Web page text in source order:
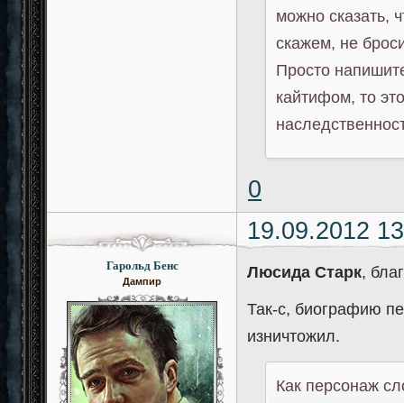
можно сказать,
скажем, не
Просто
кайтифом, то
0
19.09.2012
Гарольд Бенс
Дампир
Люсида Старк,
Так-с, биографию
изничтожил.
Как персонаж